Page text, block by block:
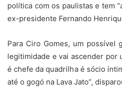
política com os paulistas e tem
ex-presidente Fernando
Para Ciro Gomes, um possível
legitimidade e vai ascender por
é chefe da quadrilha é sócio
até o gogó na Lava Jato”,